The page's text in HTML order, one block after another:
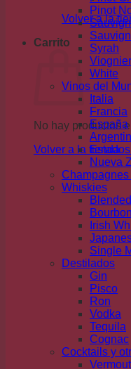
Volver a la
Carrito
No hay productos
Volver a la tienda
Pinot
Syrah
Viognier
White
Vinos del
Italia
Francia
España
Nueva
Whiskies
Bourbon
Irish
Single
Destilados
Gin
Pisco
Ron
Vodka
Tequila
Cognac
Cocktails y